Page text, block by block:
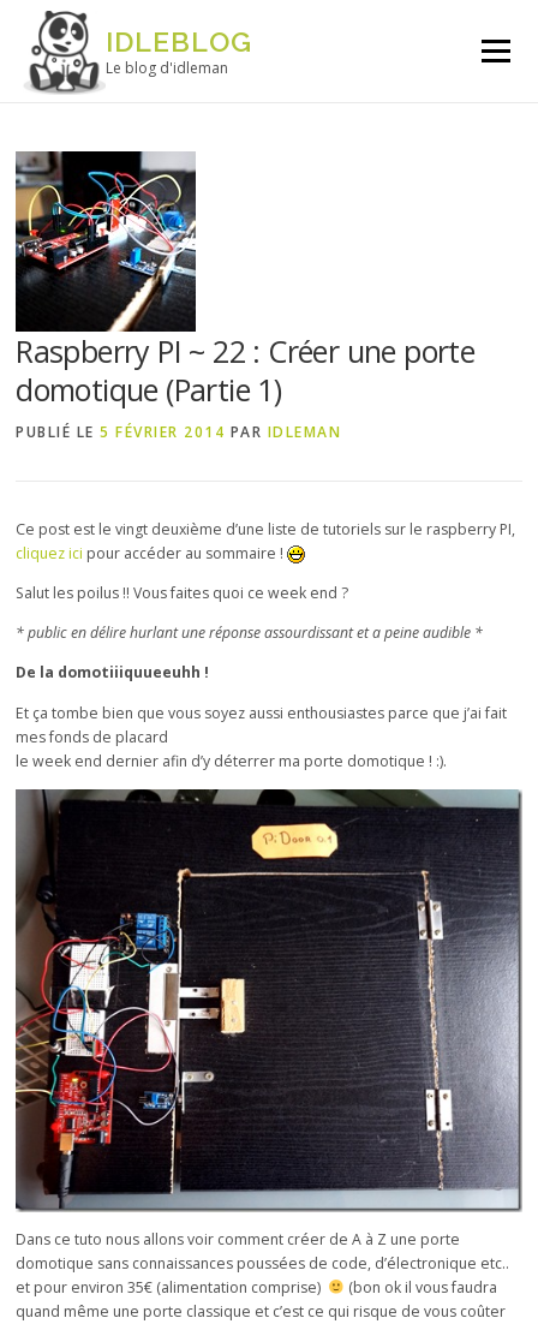
Aller au contenu
IDLEBLOG
Le blog d'idleman
Menu
Raspberry PI ~ 22 : Créer une porte
domotique (Partie 1)
PUBLIÉ LE5 FÉVRIER 2014 PAR IDLEMAN
Ce post est le vingt deuxième d’une liste de tutoriels sur le raspberry PI,
cliquez ici pour accéder au sommaire !
Salut les poilus !! Vous faites quoi ce week end ?
* public en délire hurlant une réponse assourdissant et a peine audible *
De la domotiiiquueeuhh !
Et ça tombe bien que vous soyez aussi enthousiastes parce que j’ai fait
mes fonds de placard
le week end dernier afin d’y déterrer ma porte domotique ! :).
Dans ce tuto nous allons voir comment créer de A à Z une porte
domotique sans connaissances poussées de code, d’électronique etc..
et pour environ 35€ (alimentation comprise)
(bon ok il vous faudra
quand même une porte classique et c’est ce qui risque de vous coûter